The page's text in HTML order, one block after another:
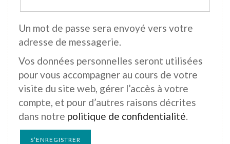
Un mot de passe sera envoyé vers votre
adresse de messagerie.
Vos données personnelles seront utilisées
pour vous accompagner au cours de votre
visite du site web, gérer l’accès à votre
compte, et pour d’autres raisons décrites
dans notre politique de confidentialité.
S’ENREGISTRER